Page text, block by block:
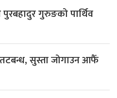
गुरुङको पार्थिव
सुस्ता जोगाउन आफैँ